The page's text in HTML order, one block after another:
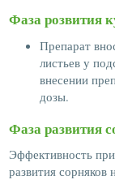
Фаза розвития
Препарат
листьев у
внесении
дозы.
Фаза развития
Эффективность
развития сорняков